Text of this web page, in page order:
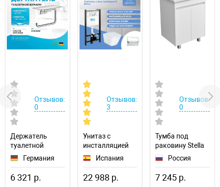
Отзывов:
0
Держатель
туалетной
бумаги
Hansgrohe
AddStoris
41772000 с
Германия
6 321 р.
Отзывов:
3
Унитаз с
инсталляцией
Roca The Gap
Испания
22 988 р.
Отзывов:
0
Тумба под
раковину Stella
Polar Фаворита
Россия
7 245 р.